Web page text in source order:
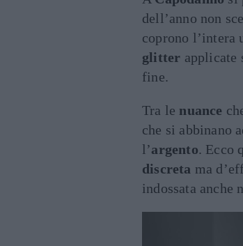
dell’anno non
coprono l’intera
glitter applicate
fine.
Tra le nuance
che si abbinano
l’argento. Ecco
discreta ma
indossata anche